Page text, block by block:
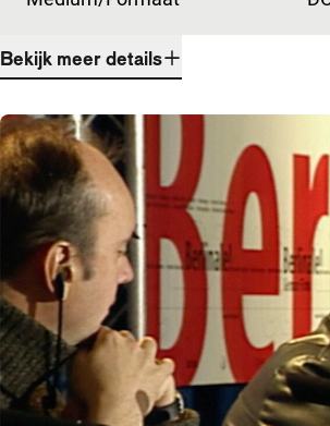
Bekijk meer details